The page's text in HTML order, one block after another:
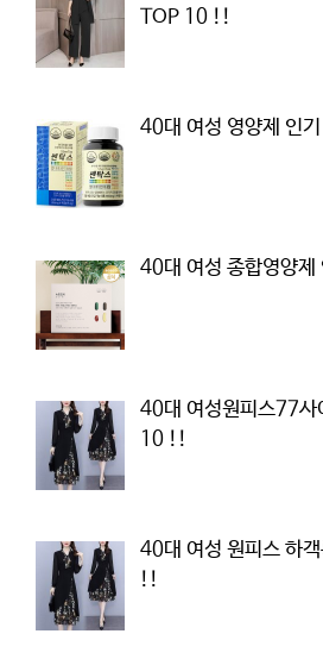
TOP 10 !!
40대 여성 영양제 인
40대 여성 종합영양
40대 여성원피스77사
10 !!
40대 여성 원피스 하
!!